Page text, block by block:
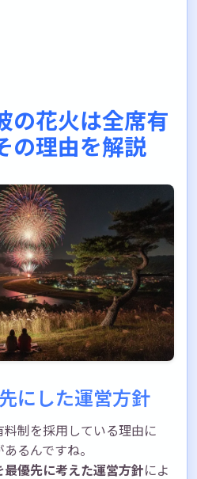
の花火は全席有
の理由を解説
にした運営方針
制を採用している理由に
るんですね。
優先に考えた運営方針によ